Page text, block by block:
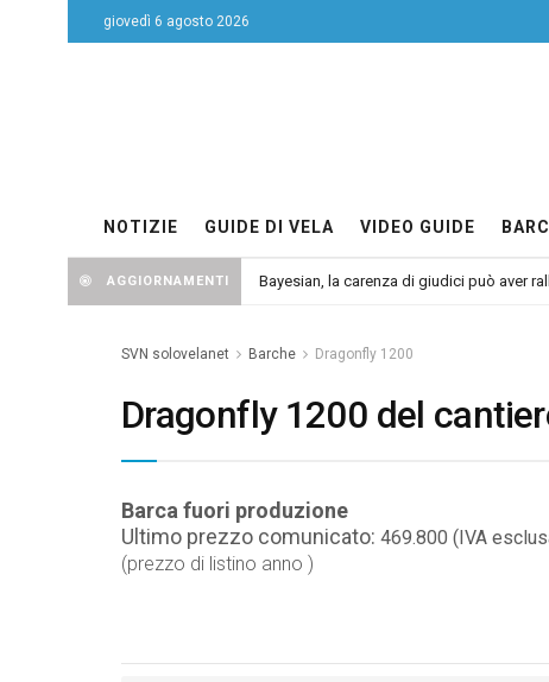
giovedì 6 agosto 2026
NOTIZIE GUIDE DI VELA VIDEO GUIDE
AGGIORNAMENTI Bayesian, la carenza di giudici può aver
SVN solovelanet Barche Dragonfly 1200
Dragonfly 1200 del
Barca fuori produzione
Ultimo prezzo comunicato: 469.800 (IVA
(prezzo di listino anno )